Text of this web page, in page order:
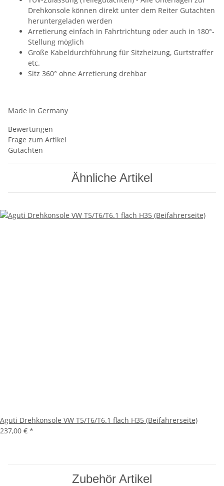
Drehkonsole können direkt unter dem Reiter Gutachten
heruntergeladen werden
Arretierung einfach in Fahrtrichtung oder auch in 180°-
Stellung möglich
Große Kabeldurchführung für Sitzheizung, Gurtstraffer
etc.
Sitz 360° ohne Arretierung drehbar
Made in Germany
Bewertungen
Frage zum Artikel
Gutachten
Ähnliche Artikel
Aguti Drehkonsole VW T5/T6/T6.1 flach H35 (Beifahrerseite)
237,00 € *
Zubehör Artikel